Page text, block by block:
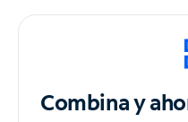
Combina y